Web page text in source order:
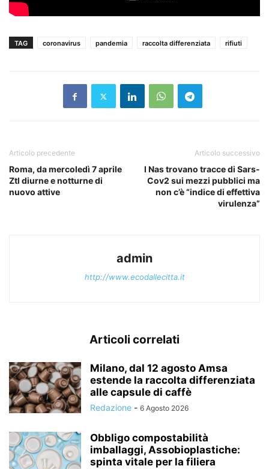
TAG coronavirus pandemia raccolta differenziata rifiuti
Articolo precedente
Roma, da mercoledì 7 aprile
Ztl diurne e notturne di
nuovo attive
Articolo successivo
I Nas trovano tracce di Sars-
Cov2 sui mezzi pubblici ma
non c’è “indice di effettiva
virulenza”
admin
http://www.ecodallecitta.it
Articoli correlati
Milano, dal 12 agosto Amsa
estende la raccolta differenziata
alle capsule di caffè
Redazione - 6 Agosto 2026
Obbligo compostabilità
imballaggi, Assobioplastiche:
spinta vitale per la filiera